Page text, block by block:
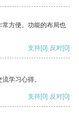
方便。功能的布局也
支持[0] 反对[0]
学习心得。
支持[0] 反对[0]